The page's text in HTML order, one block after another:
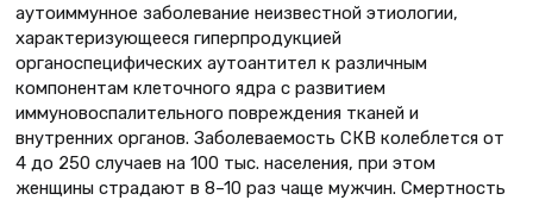
аутоиммунное заболевание неизвестной этиологии,
характеризующееся гиперпродукцией
органоспецифических аутоантител к различным
компонентам клеточного ядра с развитием
иммуновоспалительного повреждения тканей и
внутренних органов. Заболеваемость СКВ колеблется от
4 до 250 случаев на 100 тыс. населения, при этом
женщины страдают в 8–10 раз чаще мужчин. Смертность